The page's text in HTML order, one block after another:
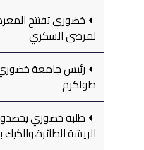
خضوري تفتتح
لمرضى السكري
رئيس جامعة
طولكرم
طلبة خضوري
الريشة